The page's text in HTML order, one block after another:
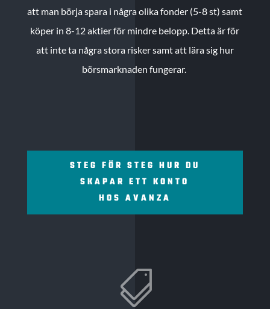
att man börja spara i några olika fonder (5-8 st) samt
köper in 8-12 aktier för mindre belopp. Detta är för
att inte ta några stora risker samt att lära sig hur
börsmarknaden fungerar.
STEG FÖR STEG HUR DU
SKAPAR ETT KONTO
HOS AVANZA
